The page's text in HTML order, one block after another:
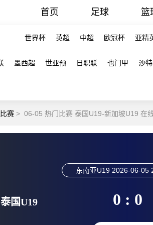
首页 足球 篮
世界杯 英超 中超 欧冠杯 亚精
墨西超 世亚预 日职联 也门甲 沙
赛 > 06-05 热门比赛 泰国U19-新加坡U19 在
泰国U19
东南亚U19 2026-06-05
0 : 0